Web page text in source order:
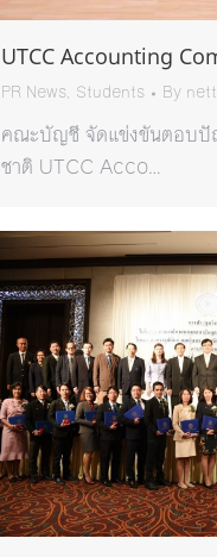
UTCC Accounting
PR News, Students By
คณะบัญชี จัดแข่งขันตอบ
ชาติ UTCC Acco…